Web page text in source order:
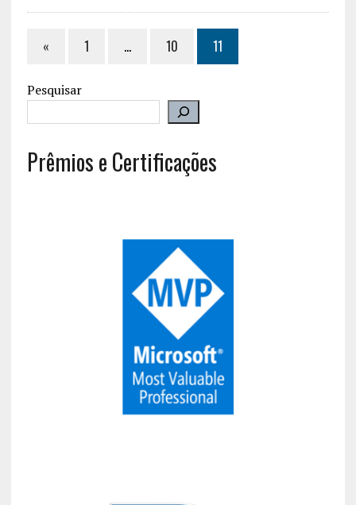
« 1 … 10 11
Pesquisar
Prêmios e Certificações